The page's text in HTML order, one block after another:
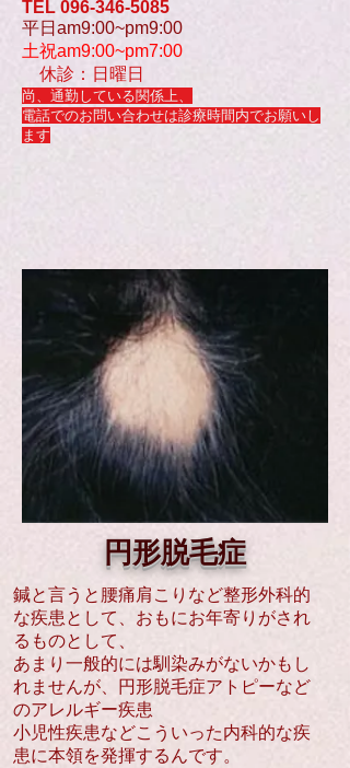
TEL 096-346-5085
平日am9:00~pm9:00
土祝am9:00~pm7:00
休診：日曜日
尚、通勤している関係上、
電話でのお問い合わせは診療時間内でお願いし
ます
円形脱毛症
鍼と言うと腰痛肩こりなど整形外科的
な疾患として、おもにお年寄りがされ
るものとして、
あまり一般的には馴染みがないかもし
れませんが、円形脱毛症アトピーなど
のアレルギー疾患
小児性疾患などこういった内科的な疾
患に本領を発揮するんです。